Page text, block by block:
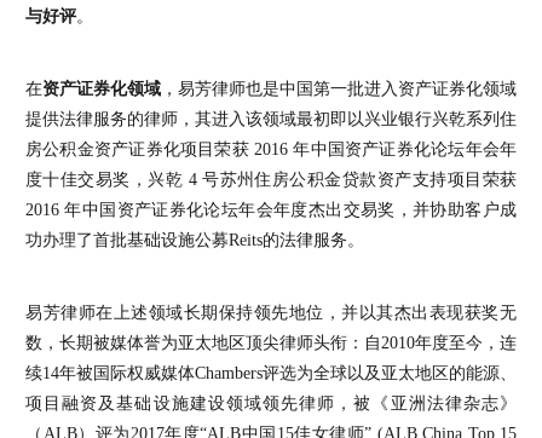
与好评。
在资产证券化领域 ，易芳律师也是中国第一批进入资产证券化领域
提供法律服务的律师，其进入该领域最初即以兴业银行兴乾系列住
房公积金资产证券化项目荣获 2016 年中国资产证券化论坛年会年
度十佳交易奖，兴乾 4 号苏州住房公积金贷款资产支持项目荣获
2016 年中国资产证券化论坛年会年度杰出交易奖，并协助客户成
功办理了首批基础设施公募Reits的法律服务。
易芳律师在上述领域长期保持领先地位，并以其杰出表现获奖无
数，长期被媒体誉为亚太地区顶尖律师头衔：自2010年度至今，连
续14年被国际权威媒体Chambers评选为全球以及亚太地区的能源、
项目融资及基础设施建设领域领先律师，被《亚洲法律杂志》
（ALB）评为2017年度“ALB中国15佳女律师” (ALB China Top 15